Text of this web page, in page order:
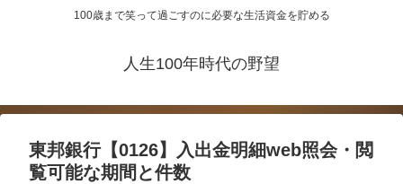
100歳まで笑って過ごすのに必要な生活資金を貯める
人生100年時代の野望
東邦銀行【0126】入出金明細web照会・閲
覧可能な期間と件数